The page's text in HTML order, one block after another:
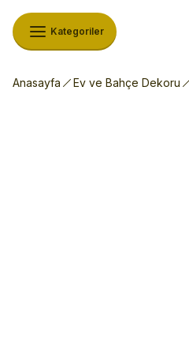
Kategoriler
Anasayfa Ev ve Bahçe Dekoru